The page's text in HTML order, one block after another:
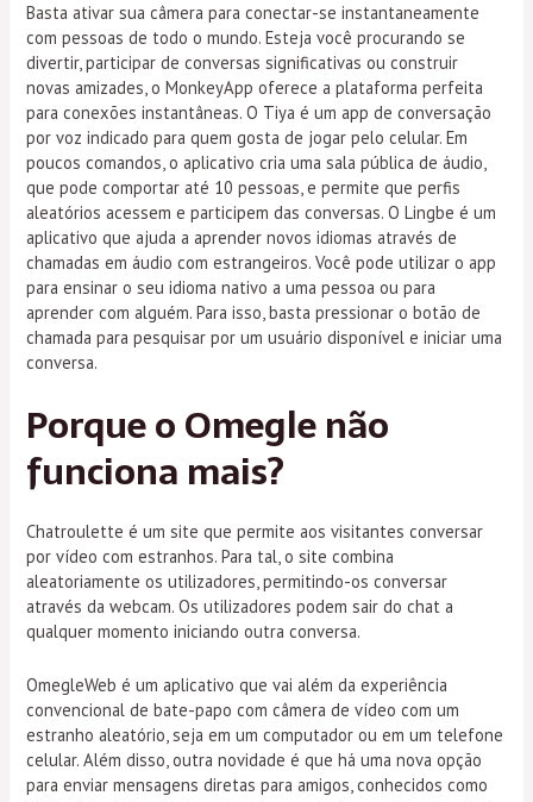
Basta ativar sua câmera para conectar-se instantaneamente
com pessoas de todo o mundo. Esteja você procurando se
divertir, participar de conversas significativas ou construir
novas amizades, o MonkeyApp oferece a plataforma perfeita
para conexões instantâneas. O Tiya é um app de conversação
por voz indicado para quem gosta de jogar pelo celular. Em
poucos comandos, o aplicativo cria uma sala pública de áudio,
que pode comportar até 10 pessoas, e permite que perfis
aleatórios acessem e participem das conversas. O Lingbe é um
aplicativo que ajuda a aprender novos idiomas através de
chamadas em áudio com estrangeiros. Você pode utilizar o app
para ensinar o seu idioma nativo a uma pessoa ou para
aprender com alguém. Para isso, basta pressionar o botão de
chamada para pesquisar por um usuário disponível e iniciar uma
conversa.
Porque o Omegle não
funciona mais?
Chatroulette é um site que permite aos visitantes conversar
por vídeo com estranhos. Para tal, o site combina
aleatoriamente os utilizadores, permitindo-os conversar
através da webcam. Os utilizadores podem sair do chat a
qualquer momento iniciando outra conversa.
OmegleWeb é um aplicativo que vai além da experiência
convencional de bate-papo com câmera de vídeo com um
estranho aleatório, seja em um computador ou em um telefone
celular. Além disso, outra novidade é que há uma nova opção
para enviar mensagens diretas para amigos, conhecidos como